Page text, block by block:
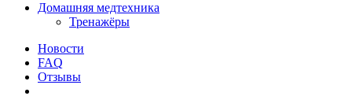
Домашняя медтехника
Тренажёры
Новости
FAQ
Отзывы